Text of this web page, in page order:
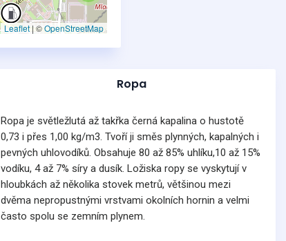
2
Leaflet |©OpenStreetMap
Ropa
Ropa je světležlutá až takřka černá kapalina o hustotě
0,73 i přes 1,00 kg/m3. Tvoří ji směs plynných, kapalných i
pevných uhlovodíků. Obsahuje 80 až 85% uhlíku,10 až 15%
vodíku, 4 až 7% síry a dusík. Ložiska ropy se vyskytují v
hloubkách až několika stovek metrů, většinou mezi
dvěma nepropustnými vrstvami okolních hornin a velmi
často spolu se zemním plynem.